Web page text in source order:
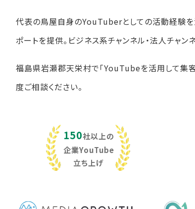
代表の鳥屋自身のYouTuberとしての活動経験を
ポートを提供。ビジネス系チャンネル・法人チャン
福島県岩瀬郡天栄村で「YouTubeを活用して集客
度ご相談ください。
150社以上の
企業YouTube
立ち上げ